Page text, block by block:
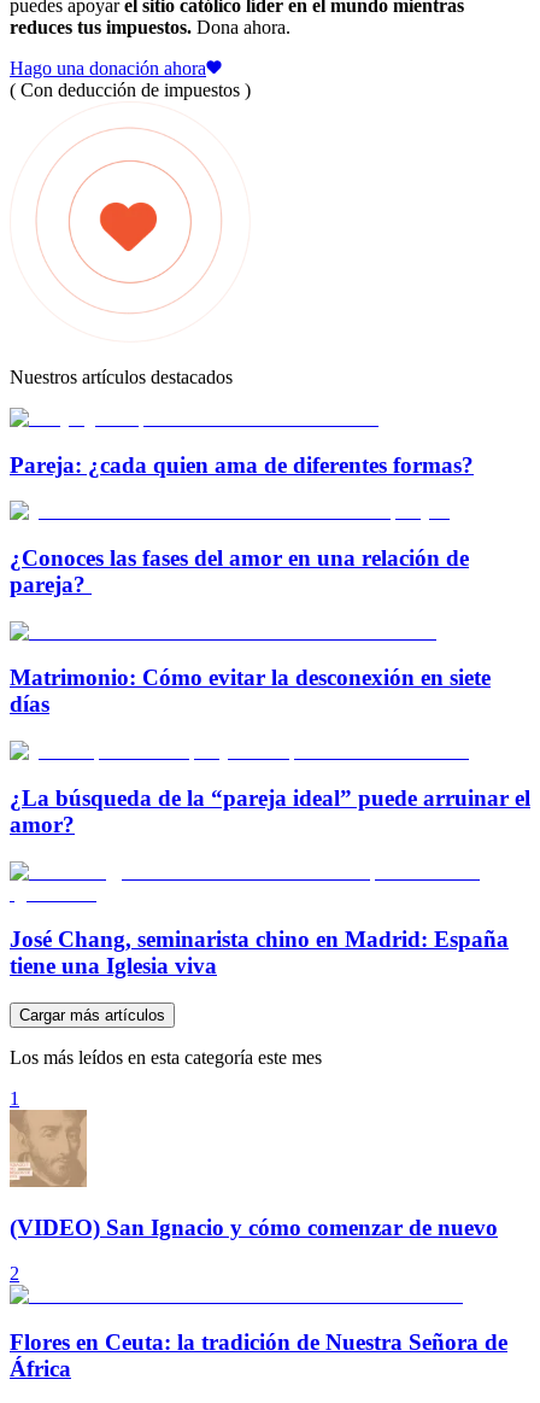
puedes apoyarel sitio católico líder en el mundo mientras
reduces tus impuestos. Dona ahora.
Hago una donación ahora
( Con deducción de impuestos )
Nuestros artículos destacados
Pareja: ¿cada quien ama de diferentes formas?
¿Conoces las fases del amor en una relación de
pareja?
Matrimonio: Cómo evitar la desconexión en siete
días
¿La búsqueda de la “pareja ideal” puede arruinar el
amor?
José Chang, seminarista chino en Madrid: España
tiene una Iglesia viva
Cargar más artículos
Los más leídos en esta categoría este mes
1
(VIDEO) San Ignacio y cómo comenzar de nuevo
2
Flores en Ceuta: la tradición de Nuestra Señora de
África